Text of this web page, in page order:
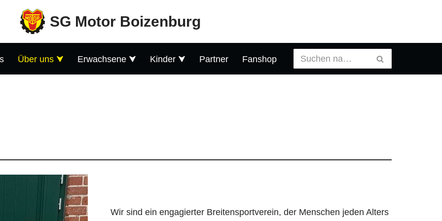
SG Motor Boizenburg
Über uns Erwachsene Kinder Partner Fanshop
Wir sind ein engagierter Breitensportverein, der Menschen jeden Alters